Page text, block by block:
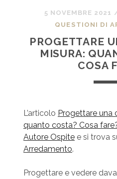
5 NOVEMBRE 2021
QUESTIONI DI
PROGETTARE
MISURA:
COSA
L’articolo Progettare una
quanto costa? Cosa
Autore Ospitee si trova
Arredamento.
Progettare e vedere